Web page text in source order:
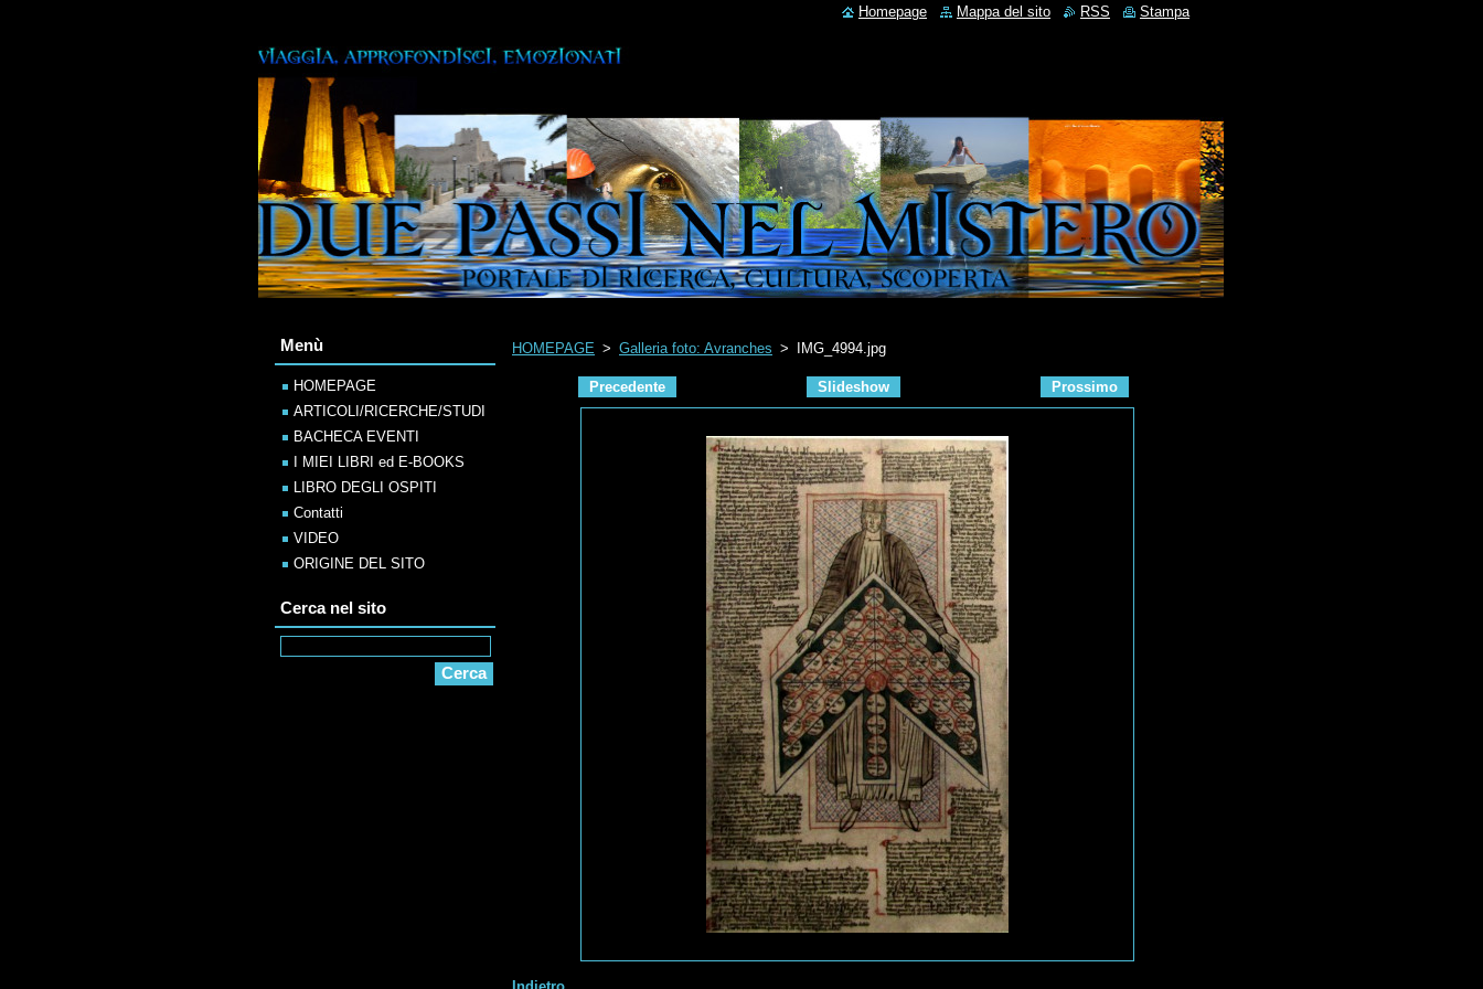
HOMEPAGE > Galleria foto: Avranches > IMG_4994.jpg
Precedente Slideshow Prossimo
Menù
HOMEPAGE
ARTICOLI/RICERCHE/STUDI
BACHECA EVENTI
I MIEI LIBRI ed E-BOOKS
LIBRO DEGLI OSPITI
Contatti
VIDEO
ORIGINE DEL SITO
Cerca nel sito
Homepage Mappa del sito RSS Stampa